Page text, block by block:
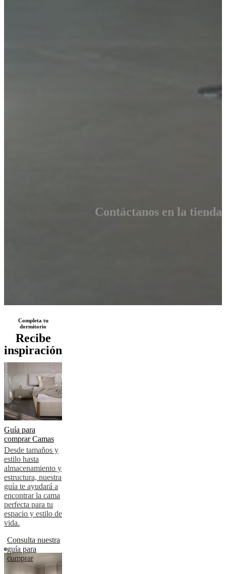
Contáctanos en la tienda
Completa tu
dormitorio
Recibe
inspiración
Guía para
comprar Camas
Desde tamaños y
estilo hasta
almacenamiento y
estructura, nuestra
guía te ayudará a
encontrar la cama
perfecta para tu
espacio y estilo de
vida.
Consulta nuestra
guía para
comprar